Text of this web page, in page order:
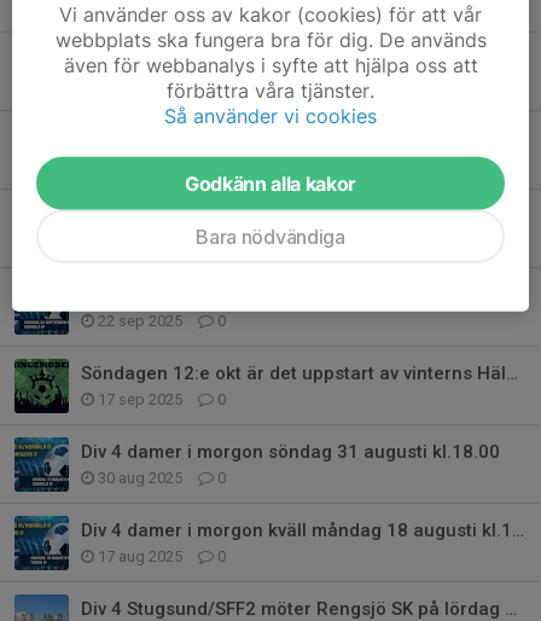
17 apr, 15:34
Spammail från ordförande
9 mar, 12:06 0
24 feb, 22:11 0
Insamling av metallskrot på IP under vecka 45
0
22 sep 2025 0
Söndagen 12:e okt är det uppstart av vinterns Hälsingemodell
17 sep 2025 0
Div 4 damer i morgon söndag 31 augusti kl.18.00
30 aug 2025 0
Div 4 damer i morgon kväll måndag 18 augusti kl.18.30
17 aug 2025 0
Div 4 Stugsund/SFF2 möter Rengsjö SK på lördag på Trönö IP
Vi använder oss av kakor (cookies) för att vår
webbplats ska fungera bra för dig. De används
även för webbanalys i syfte att hjälpa oss att
förbättra våra tjänster.
Så använder vi cookies
Godkänn alla kakor
Bara nödvändiga